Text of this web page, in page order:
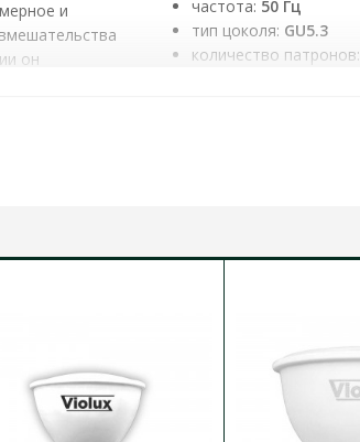
и
он
также для
частота: 50 Гц
тип цоколя: GU5.3
количество патронов: